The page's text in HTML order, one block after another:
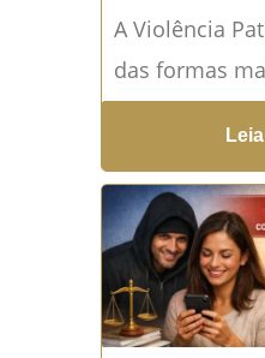
A Violência
das formas
recorrentes
das relações
afetivas.
→